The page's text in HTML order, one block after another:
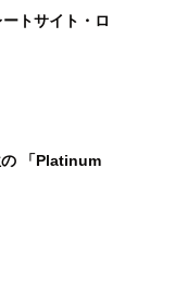
トサイト・ロ
「Platinum